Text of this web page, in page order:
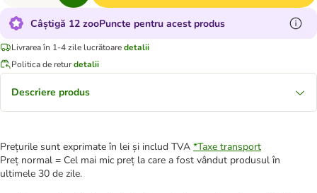
Câștigă 12 zooPuncte pentru acest produs
Livrarea în 1-4 zile lucrătoaredetalii
Politica de returdetalii
Descriere produs
Prețurile sunt exprimate în lei și includ TVA *Taxe transport
Preț normal = Cel mai mic preț la care a fost vândut produsul în
ultimele 30 de zile.